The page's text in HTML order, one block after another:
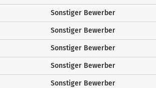
Sonstiger Bewerber
Sonstiger Bewerber
Sonstiger Bewerber
Sonstiger Bewerber
Sonstiger Bewerber